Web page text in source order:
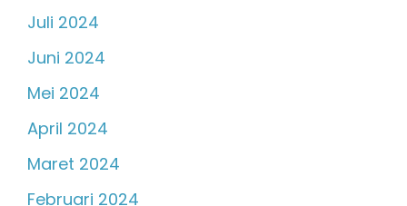
Juli 2024
Juni 2024
Mei 2024
April 2024
Maret 2024
Februari 2024